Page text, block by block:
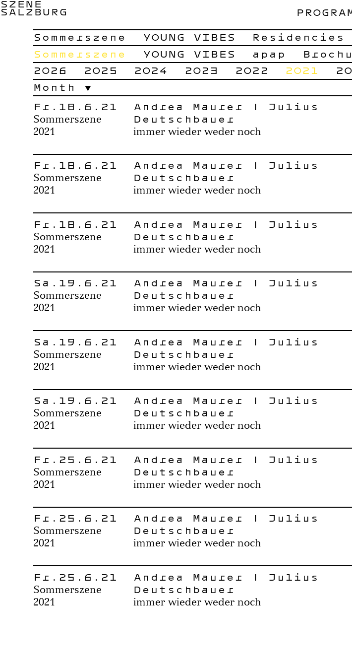
SZENE
SALZBURG
Sommerszene
YOUNG VIBES Residencies
Sommerszene
2026
2025 2024 2023 2022 2021
YOUNG VIBES apap
Month
Fr.18.6.21
Sommerszene
2021
Andrea Maurer | Julius
Deutschbauer
immer wieder weder noch
Fr.18.6.21
Sommerszene
2021
Andrea Maurer | Julius
Deutschbauer
immer wieder weder noch
Fr.18.6.21
Sommerszene
2021
Andrea Maurer | Julius
Deutschbauer
immer wieder weder noch
Sa.19.6.21
Sommerszene
2021
Andrea Maurer | Julius
Deutschbauer
immer wieder weder noch
Sa.19.6.21
Sommerszene
2021
Andrea Maurer | Julius
Deutschbauer
immer wieder weder noch
Sa.19.6.21
Sommerszene
2021
Andrea Maurer | Julius
Deutschbauer
immer wieder weder noch
Fr.25.6.21
Sommerszene
2021
Andrea Maurer | Julius
Deutschbauer
immer wieder weder noch
Fr.25.6.21
Sommerszene
2021
Andrea Maurer | Julius
Deutschbauer
immer wieder weder noch
Fr.25.6.21
Sommerszene
2021
Andrea Maurer | Julius
Deutschbauer
immer wieder weder noch